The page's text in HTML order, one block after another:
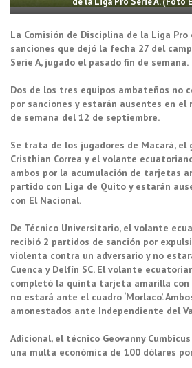
La Comisión de Disciplina de la Liga
sanciones que dejó la fecha 27 del
Serie A, jugado el pasado fin de semana.
Dos de los tres equipos ambateños no
por sanciones y estarán ausentes en el
de semana del 12 de septiembre.
Se trata de los jugadores de Macará, el
Cristhian Correa y el volante
ambos por la acumulación de tarjetas
partido con Liga de Quito y estarán
con El Nacional.
De Técnico Universitario, el volante
recibió 2 partidos de sanción por
violenta contra un adversario y no
Cuenca y Delfín SC. El volante
completó la quinta tarjeta amarilla con
no estará ante el cuadro ‘Morlaco’.
amonestados ante Independiente del
Adicional, el técnico Geovanny
una multa económica de 100 dólares